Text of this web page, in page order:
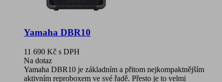
Yamaha DBR10
11 690 Kč s DPH
Na dotaz
Yamaha DBR10 je základním a přitom nejkompaktnějším
aktivním reproboxem ve své řadě. Přesto je to velmi